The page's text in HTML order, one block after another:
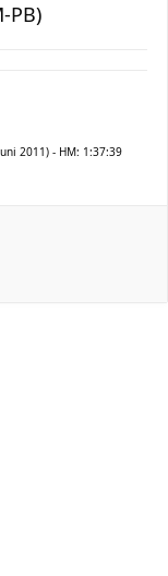
PB)
2011) - HM: 1:37:39